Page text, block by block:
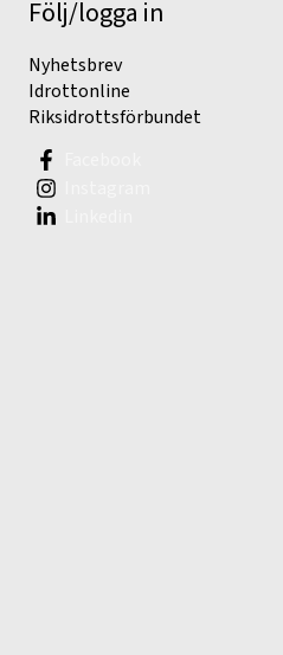
Följ/logga in
Nyhetsbrev
Idrottonline
Riksidrottsförbundet